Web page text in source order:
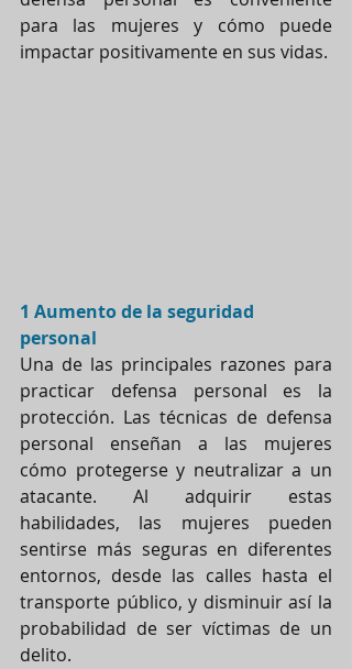
para las mujeres y cómo puede
impactar positivamente en sus vidas.
1 Aumento de la seguridad
personal
Una de las principales razones para
practicar defensa personal es la
protección. Las técnicas de defensa
personal enseñan a las mujeres
cómo protegerse y neutralizar a un
atacante. Al adquirir estas
habilidades, las mujeres pueden
sentirse más seguras en diferentes
entornos, desde las calles hasta el
transporte público, y disminuir así la
probabilidad de ser víctimas de un
delito.